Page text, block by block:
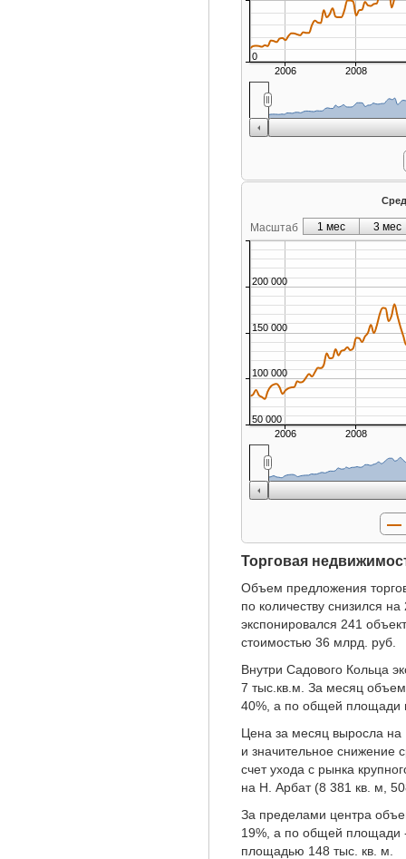
2006 2008
0
Масштаб
2006 2008
50 000
100 000
150 000
200 000
1 мес 3 мес
Торговая
Объем предложения
по количеству снизился
экспонировался 241
стоимостью 36 млрд. руб.
Внутри Садового Кольца
7 тыс.кв.м. За месяц
40%, а по общей площади
Цена за месяц выросла на
и значительное снижение
счет ухода с рынка
на Н. Арбат (8 381 кв. м,
За пределами центра
19%, а по общей площади
площадью 148 тыс. кв. м.